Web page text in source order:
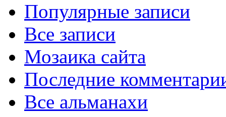
Популярные записи
Все записи
Мозаика сайта
Последние
Все альманахи